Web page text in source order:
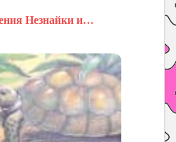
Незнайки и…